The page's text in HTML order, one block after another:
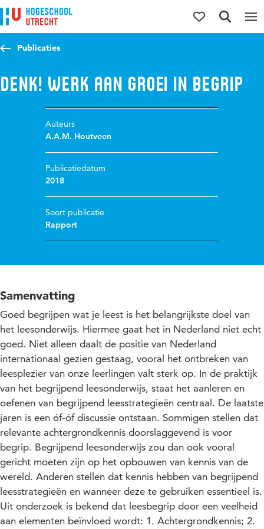
Direct naar de inhoud
Direct naar de hoofdnavigatie
Direct naar de zoekfunctie
Publicaties
DENK! Werk aan groei in begrip
Auteurs
A.A.M. Houtveen
Publicatiedatum
2018
Soort publicatie
Rapport
Samenvatting
Goed begrijpen wat je leest is het belangrijkste doel van
het leesonderwijs. Hiermee gaat het in Nederland niet echt
goed. Niet alleen daalt de positie van Nederland
internationaal gezien gestaag, vooral het ontbreken van
leesplezier van onze leerlingen valt sterk op. In de praktijk
van het begrijpend leesonderwijs, staat het aanleren en
oefenen van begrijpend leesstrategieën centraal. De laatste
jaren is een óf-óf discussie ontstaan. Sommigen stellen dat
relevante achtergrondkennis doorslaggevend is voor
begrip. Begrijpend leesonderwijs zou dan ook vooral
gericht moeten zijn op het opbouwen van kennis van de
wereld. Anderen stellen dat kennis hebben van begrijpend
leesstrategieën en wanneer deze te gebruiken essentieel is.
Uit onderzoek is bekend dat leesbegrip door een veelheid
aan elementen beïnvloed wordt: 1. Achtergrondkennis; 2.